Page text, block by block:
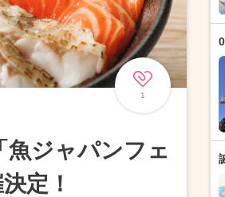
1
魚ジャパンフェ
定！